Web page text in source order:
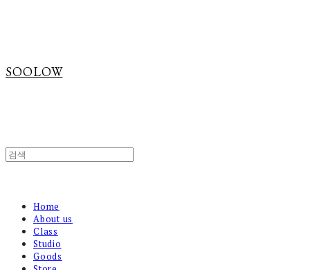
SOOLOW
Home
About us
Class
Studio
Goods